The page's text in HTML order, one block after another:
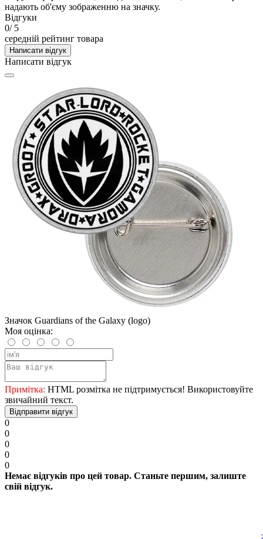
надають об'єму зображенню на значку.
Відгуки
0/ 5
середній рейтинг товара
Написати відгук
Написати відгук
Значок Guardians of the Galaxy (logo)
Моя оцінка:
Примітка: HTML розмітка не підтримується! Використовуйте
звичайний текст.
Відправити відгук
0
0
0
0
0
Немає відгуків про цей товар. Станьте першим, залиште
свій відгук.